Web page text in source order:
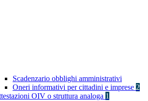
Scadenzario obblighi amministrativi
Oneri informativi per cittadini e imprese 2
OIV o struttura analoga 1